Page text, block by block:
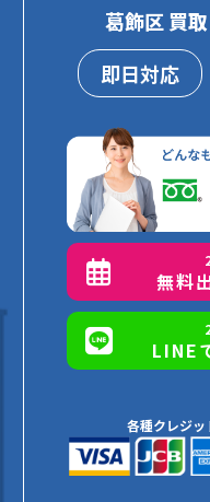
葛飾区 買
即日対応
無料
LINE
各種クレジ